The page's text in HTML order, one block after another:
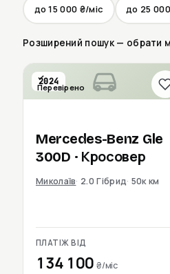
до 15 000 ₴/міс до 25
Розширений пошук — обрати
2024
Перевірено
Mercedes-Benz Gle
300D · Кросовер
Миколаїв 2.0 Гібрид 50к км
ПЛАТІЖ ВІД
134 100₴/міс